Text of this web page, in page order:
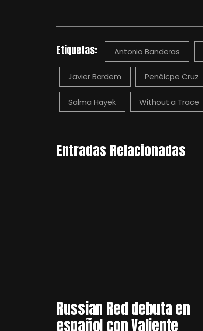
Etiquetas: Antonio Banderas
Javier Bardem Penélope Cruz
Salma Hayek Without a Trace
Entradas Relacionadas
Russian Red debuta en
español con Valiente